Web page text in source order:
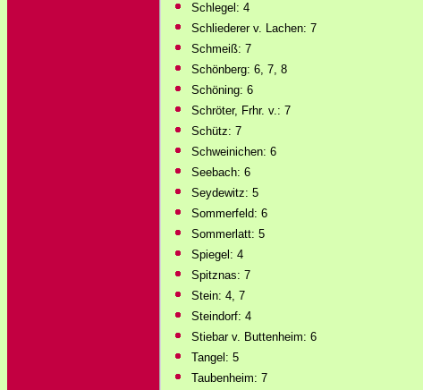
Schlegel: 4
Schliederer v. Lachen: 7
Schmeiß: 7
Schönberg: 6, 7, 8
Schöning: 6
Schröter, Frhr. v.: 7
Schütz: 7
Schweinichen: 6
Seebach: 6
Seydewitz: 5
Sommerfeld: 6
Sommerlatt: 5
Spiegel: 4
Spitznas: 7
Stein: 4, 7
Steindorf: 4
Stiebar v. Buttenheim: 6
Tangel: 5
Taubenheim: 7